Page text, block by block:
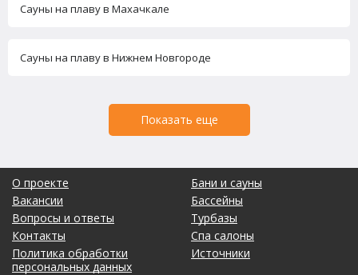
Сауны на плаву в Махачкале
Сауны на плаву в Нижнем Новгороде
Показать еще
О проекте
Вакансии
Вопросы и ответы
Контакты
Политика обработки
персональных данных
Бани и сауны
Бассейны
Турбазы
Спа салоны
Источники